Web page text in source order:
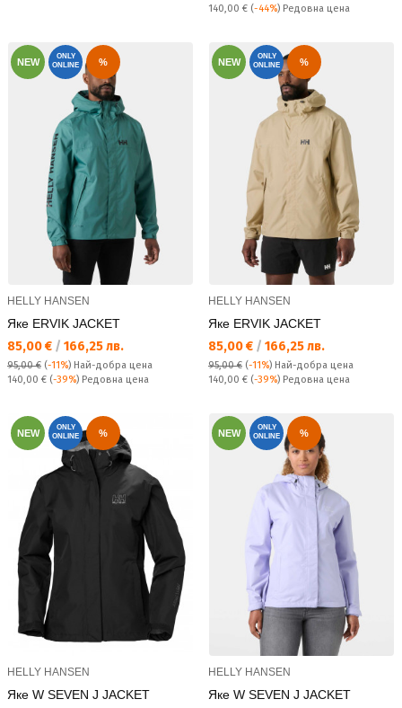
Редовна цена:
140,00 € (-44%) Редовна цена
NEW
ONLY
ONLINE
%
HELLY HANSEN
Яке ERVIK JACKET
Текуща цена:
85,00 € / 166,25 лв.
95,00 € (-11%) Най-добра цена
Редовна цена:
140,00 € (-39%) Редовна цена
NEW
ONLY
ONLINE
%
HELLY HANSEN
Яке ERVIK JACKET
Текуща цена:
85,00 € / 166,25 лв.
95,00 € (-11%) Най-добра цена
Редовна цена:
140,00 € (-39%) Редовна цена
NEW
ONLY
ONLINE
%
HELLY HANSEN
Яке W SEVEN J JACKET
NEW
ONLY
ONLINE
%
HELLY HANSEN
Яке W SEVEN J JACKET